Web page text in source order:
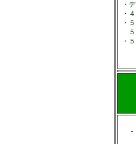
・
・
・
５
・
・